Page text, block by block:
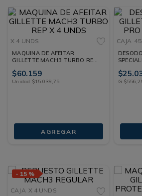
X 4 UNDS
MAQUINA DE AFEITAR
GILLETTE MACH3 TURBO REP
$60.159
Unidad $15.039,75
AGREGAR
CAJA
$25.
G $556,
- 15 %
CAJA X 4 UNDS